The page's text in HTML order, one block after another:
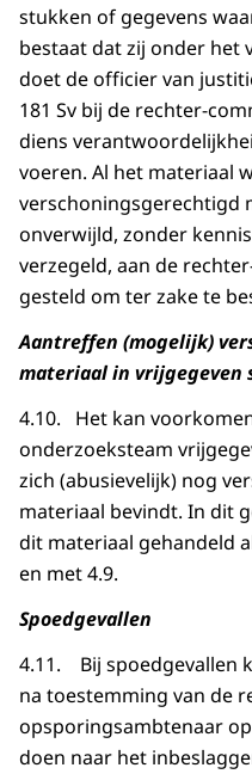
stukken of gegevens
bestaat dat zij onder het
doet de officier van
181 Sv bij de rechter-
diens
voeren. Al het materiaal
verschoningsgerechtigd
onverwijld, zonder
verzegeld, aan de
gesteld om ter zake te
Aantreffen (mogelijk)
materiaal in vrijgegeven
4.10. Het kan
onderzoeksteam
zich (abusievelijk) nog
materiaal bevindt. In dit
dit materiaal gehandeld
en met 4.9.
Spoedgevallen
4.11. Bij spoedgevallen
na toestemming van de
opsporingsambtenaar
doen naar het